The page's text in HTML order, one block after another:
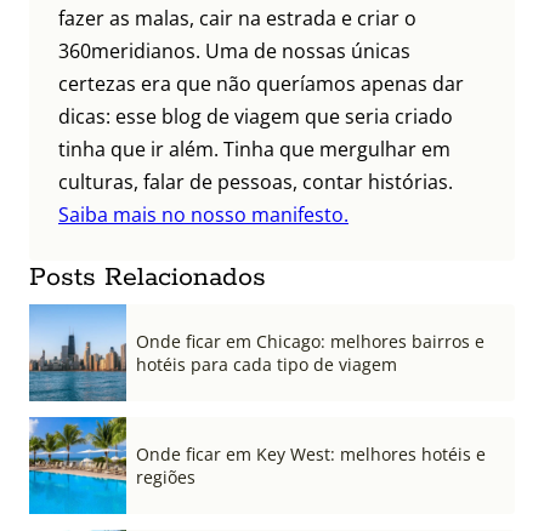
fazer as malas, cair na estrada e criar o
360meridianos. Uma de nossas únicas
certezas era que não queríamos apenas dar
dicas: esse blog de viagem que seria criado
tinha que ir além. Tinha que mergulhar em
culturas, falar de pessoas, contar histórias.
Saiba mais no nosso manifesto.
Posts Relacionados
Onde ficar em Chicago: melhores bairros e
hotéis para cada tipo de viagem
Onde ficar em Key West: melhores hotéis e
regiões